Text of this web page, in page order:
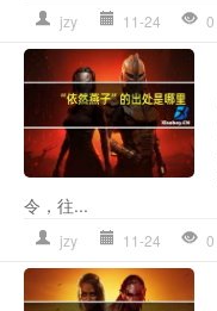
jzy 11-24 0
令，往...
jzy 11-24 0